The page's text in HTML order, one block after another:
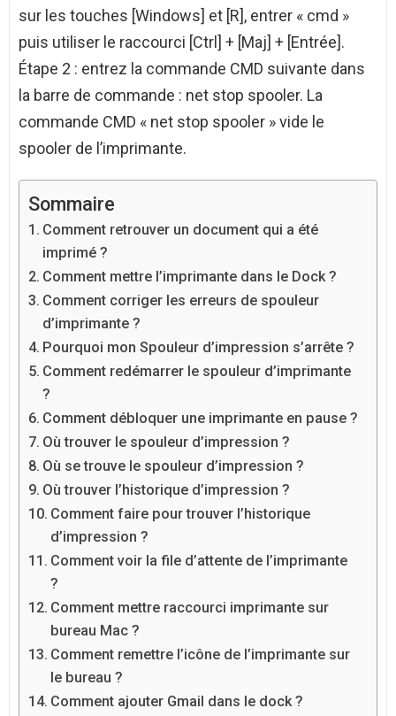
sur les touches [Windows] et [R], entrer « cmd »
puis utiliser le raccourci [Ctrl] + [Maj] + [Entrée].
Étape 2 : entrez la commande CMD suivante dans
la barre de commande : net stop spooler. La
commande CMD « net stop spooler » vide le
spooler de l’imprimante.
Sommaire
Comment retrouver un document qui a été
imprimé ?
Comment mettre l’imprimante dans le Dock ?
Comment corriger les erreurs de spouleur
d’imprimante ?
Pourquoi mon Spouleur d’impression s’arrête ?
Comment redémarrer le spouleur d’imprimante
?
Comment débloquer une imprimante en pause ?
Où trouver le spouleur d’impression ?
Où se trouve le spouleur d’impression ?
Où trouver l’historique d’impression ?
Comment faire pour trouver l’historique
d’impression ?
Comment voir la file d’attente de l’imprimante
?
Comment mettre raccourci imprimante sur
bureau Mac ?
Comment remettre l’icône de l’imprimante sur
le bureau ?
Comment ajouter Gmail dans le dock ?